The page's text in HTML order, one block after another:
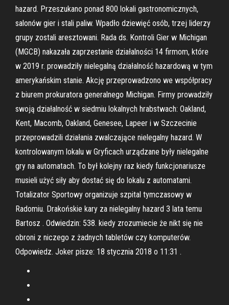
hazard. Przeszukano ponad 800 lokali gastronomicznych,
salonów gier i stali paliw. Wpadło dziewięć osób, trzej liderzy
grupy zostali aresztowani. Rada ds. Kontroli Gier w Michigan
(MGCB) nakazała zaprzestanie działalności 14 firmom, które
w 2019 r. prowadziły nielegalną działalność hazardową w tym
amerykańskim stanie. Akcję przeprowadzono we współpracy
z biurem prokuratora generalnego Michigan. Firmy prowadziły
swoją działalność w siedmiu lokalnych hrabstwach: Oakland,
Kent, Macomb, Oakland, Genesee, Lapeer i w Szczecinie
przeprowadzili działania zwalczające nielegalny hazard. W
kontrolowanym lokalu w Gryficach urządzane były nielegalne
gry na automatach. To był kolejny raz kiedy funkcjonariusze
musieli użyć siły aby dostać się do lokalu z automatami.
Totalizator Sportowy organizuje szpital tymczasowy w
Radomiu. Drakońskie kary za nielegalny hazard 3 lata temu
Bartosz . Odwiedzin: 538. kiedy zrozumiecie że nikt się nie
obroni z niczego z żadnych tabletów czy komputerów.
Odpowiedz. Joker pisze: 18 stycznia 2018 o 11:31 .